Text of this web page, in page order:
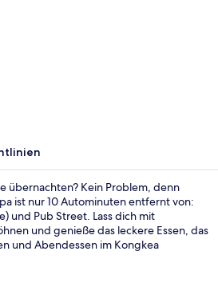
übernachten? Kein Problem, denn
ist nur 10 Autominuten entfernt von:
und Pub Street. Lass dich mit
und genieße das leckere Essen, das
und Abendessen im Kongkea
eine Poolbar und einen